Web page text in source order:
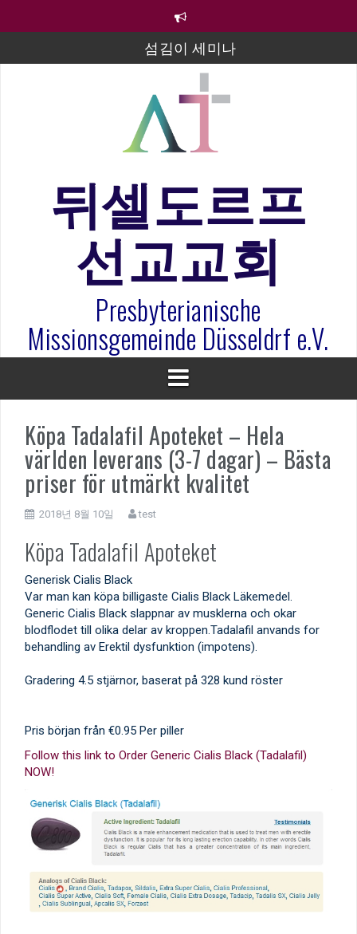
섬김이 세미나
김태희 자매 졸업연주
2023년 어린이 주일 유초등부 발표
라합3 나라 봉헌송
은퇴사-우선화 권사
20260322 주안에 가만히 머물기(요한복음 15:1-17) 손
훈목사
뒤셀도르프
선교교회
Presbyterianische
Missionsgemeinde Düsseldrf e.V.
Köpa Tadalafil Apoteket – Hela
världen leverans (3-7 dagar) – Bästa
priser för utmärkt kvalitet
2018년 8월 10일 test
Köpa Tadalafil Apoteket
Generisk Cialis Black
Var man kan köpa billigaste Cialis Black Läkemedel.
Generic Cialis Black slappnar av musklerna och okar
blodflodet till olika delar av kroppen.Tadalafil anvands for
behandling av Erektil dysfunktion (impotens).
Gradering 4.5 stjärnor, baserat på 328 kund röster
Pris början från €0.95 Per piller
Follow this link to Order Generic Cialis Black (Tadalafil)
NOW!